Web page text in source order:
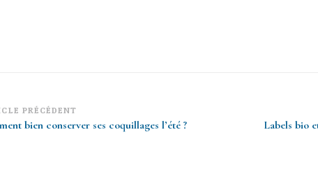
PRÉCÉDENT
bien conserver ses coquillages l’été ?
Labels bio